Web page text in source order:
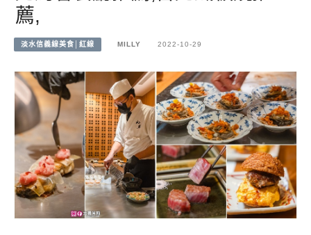
薦,
淡水信義線美食│紅線 MILLY 2022-10-29